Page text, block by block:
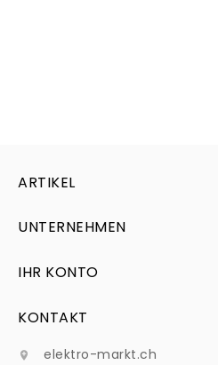
ARTIKEL
UNTERNEHMEN
IHR KONTO
KONTAKT

elektro-markt.ch